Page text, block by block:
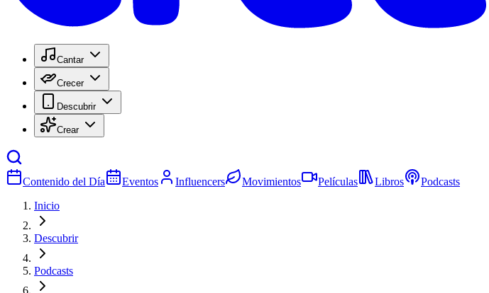
Cantar
Crecer
Descubrir
Crear
Contenido del Día Eventos Influencers Movimientos Películas Libros
Podcasts
Inicio
Descubrir
Podcasts